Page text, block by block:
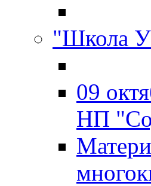
"Школа
09
НП